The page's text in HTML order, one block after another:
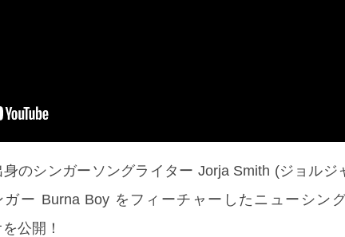
のシンガーソングライター Jorja Smith (ジョルジ
ー Burna Boy をフィーチャーしたニューシン
公開！